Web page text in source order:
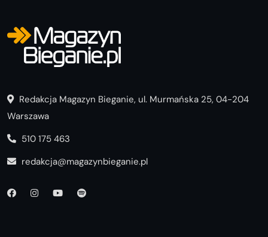
Redakcja Magazyn Bieganie, ul. Murmańska 25, 04-204
Warszawa
510 175 463
redakcja@magazynbieganie.pl